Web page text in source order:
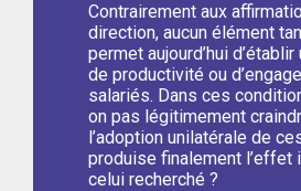
Contrairement aux
direction, aucun élément
permet aujourd’hui
de productivité ou
salariés. Dans ces
on pas légitimement
l’adoption unilatérale de
produise finalement l’effet
celui recherché ?